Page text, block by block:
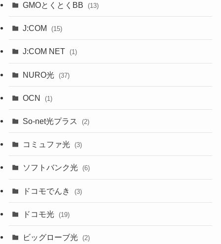
GMOとくとくBB (13)
J:COM (15)
J:COM NET (1)
NURO光 (37)
OCN (1)
So-net光プラス (2)
コミュファ光 (3)
ソフトバンク光 (6)
ドコモでんき (3)
ドコモ光 (19)
ビッグローブ光 (2)